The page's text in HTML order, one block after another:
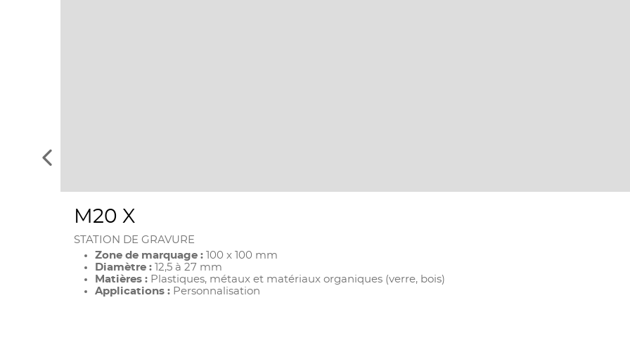
Voir
précédents
M20 X
STATION DE GRAVURE
Zone de marquage : 100 x 100 mm
Diamètre : 12,5 à 27 mm
Matières : Plastiques, métaux et matériaux organiques (verre, bois)
Applications : Personnalisation